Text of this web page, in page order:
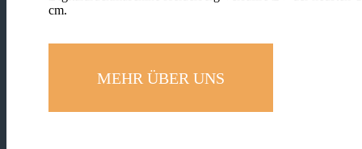
cm.
MEHR ÜBER UNS